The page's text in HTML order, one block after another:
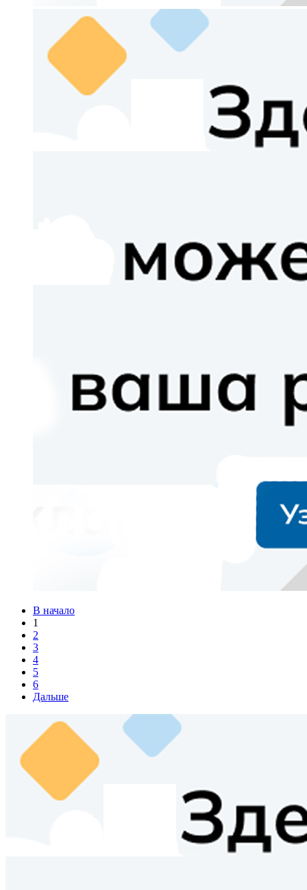
В начало
1
2
3
4
5
6
Дальше